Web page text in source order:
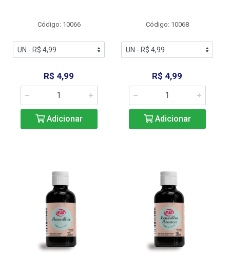
Código: 10066
R$ 4,99
Adicionar
Código: 10068
R$ 4,99
Adicionar